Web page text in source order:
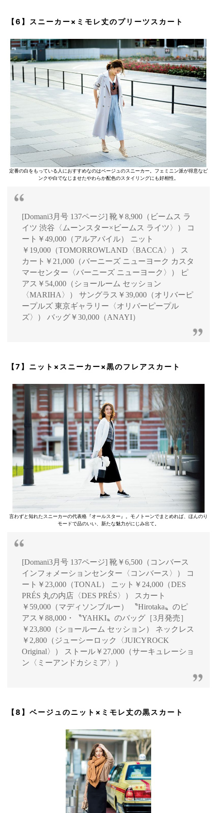
【6】スニーカー×ミモレ丈のプリーツスカート
定番の白をもっている人におすすめなのはベージュのスニーカー。フェミニン派が得意なピ
ンクや白でなじませたやわらか配色のスタイリングにも好相性。
[Domani3月号 137ページ] 靴￥8,900（ビームス ラ
イツ 渋谷〈ムーンスター×ビームス ライツ〉） コ
ート￥49,000（アルアバイル） ニット
￥19,000（TOMORROWLAND〈BACCA〉） ス
カート￥21,000（バーニーズ ニューヨーク カスタ
マーセンター〈バーニーズ ニューヨーク〉） ピ
アス￥54,000（ショールーム セッション
〈MARIHA〉） サングラス￥39,000（オリバーピ
ープルズ 東京ギャラリー〈オリバーピープル
ズ〉） バッグ￥30,000（ANAYI）
【7】ニット×スニーカー×黒のフレアスカート
言わずと知れたスニーカーの代表格『オールスター』。モノトーンでまとめれば、ほんのり
モードで品のいい、新たな魅力がにじみ出て。
[Domani3月号 137ページ] 靴￥6,500（コンバース
インフォメーションセンター〈コンバース〉） コ
ート￥23,000（TONAL） ニット￥24,000（DES
PRÉS 丸の内店〈DES PRÉS〉） スカート
￥59,000（マディソンブルー） 〝Hirotaka〟のピ
アス￥88,000・〝YAHKI〟のバッグ［3月発売］
￥23,800（ショールーム セッション） ネックレス
￥2,800（ジューシーロック〈JUICYROCK
Original〉） ストール￥27,000（サーキュレーショ
ン〈ミーアンドカシミア〉）
【8】ベージュのニット×ミモレ丈の黒スカート